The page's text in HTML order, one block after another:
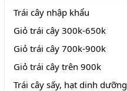
Trái cây nhập khẩu
Giỏ trái cây 300k-650k
Giỏ trái cây 700k-900k
Giỏ trái cây trên 900k
Trái cây sấy, hạt dinh dưỡng